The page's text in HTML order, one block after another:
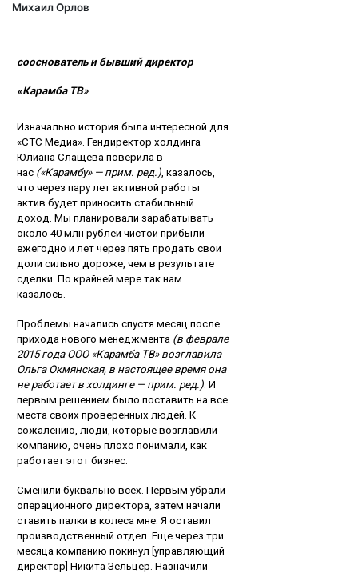
Михаил Орлов
сооснователь и бывший директор
«Карамба ТВ»
Изначально история была интересной для
«СТС Медиа». Гендиректор холдинга
Юлиана Слащева поверила в
нас («Карамбу» — прим. ред.), казалось,
что через пару лет активной работы
актив будет приносить стабильный
доход. Мы планировали зарабатывать
около 40 млн рублей чистой прибыли
ежегодно и лет через пять продать свои
доли сильно дороже, чем в результате
сделки. По крайней мере так нам
казалось.
Проблемы начались спустя месяц после
прихода нового менеджмента (в феврале
2015 года ООО «Карамба ТВ» возглавила
Ольга Окмянская, в настоящее время она
не работает в холдинге — прим. ред.). И
первым решением было поставить на все
места своих проверенных людей. К
сожалению, люди, которые возглавили
компанию, очень плохо понимали, как
работает этот бизнес.
Сменили буквально всех. Первым убрали
операционного директора, затем начали
ставить палки в колеса мне. Я оставил
производственный отдел. Еще через три
месяца компанию покинул [управляющий
директор] Никита Зельцер. Назначили